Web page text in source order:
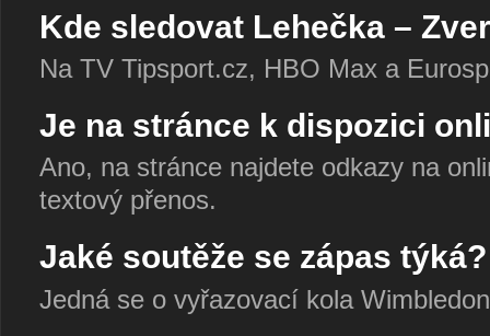
Kde sledovat Lehečka –
Na TV Tipsport.cz, HBO Max a
Je na stránce k dispozici
Ano, na stránce najdete odkazy na
textový přenos.
Jaké soutěže se zápas týká?
Jedná se o vyřazovací kola